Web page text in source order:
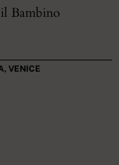
Bambino
, VENICE